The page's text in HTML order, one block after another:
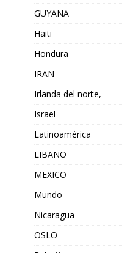
GUYANA
Haiti
Hondura
IRAN
Irlanda del norte,
Israel
Latinoamérica
LIBANO
MEXICO
Mundo
Nicaragua
OSLO